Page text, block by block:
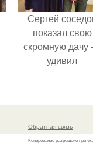
Сергей
показал свою
скромную дачу
удивил
Обратная связь
Копирование разрешено при